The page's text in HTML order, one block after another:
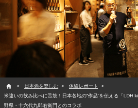
日本酒を楽しむ
体験レポート
米違いの飲み比べに舌鼓！日本各地の“作品”を伝える「LDH
野県・十六代九郎右衛門とのコラボ